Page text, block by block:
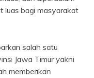
luas bagi masyarakat
salah satu
Jawa Timur yakni
memberikan